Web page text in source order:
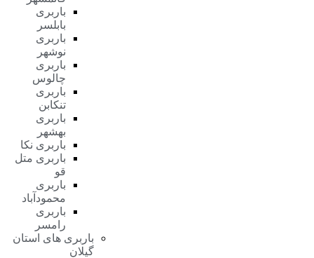
باربری
بابلسر
باربری
نوشهر
باربری
چالوس
باربری
تنکابن
باربری
بهشهر
باربری نکا
باربری متل
باربری
محمودآباد
باربری
رامسر
باربری های استان
گیلان